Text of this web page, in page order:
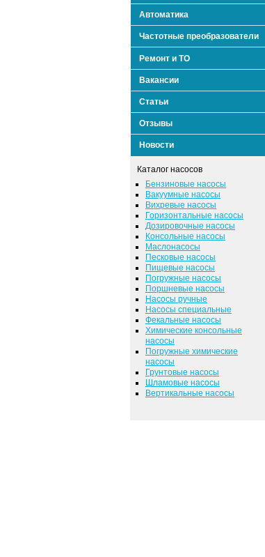
Автоматика
Частотные преобразователи
Ремонт и ТО
Вакансии
Статьи
Отзывы
Новости
Каталог насосов
Бензиновые насосы
Вакуумные насосы
Вихревые насосы
Горизонтальные насосы
Дозировочные насосы
Консольные насосы
Маслонасосы
Песковые насосы
Пищевые насосы
Погружные насосы
Поршневые насосы
Насосы ручные
Насосы специальные
Фекальные насосы
Химические консольные
насосы
Погружные химические
насосы
Грунтовые насосы
Шламовые насосы
Вертикальные насосы